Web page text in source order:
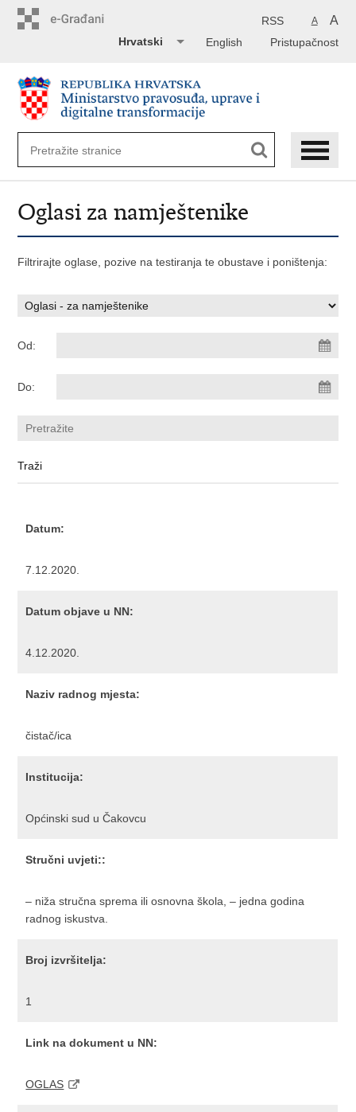
A A
RSS
Pristupačnost
English
Hrvatski
Oglasi za namještenike
Filtrirajte oglase, pozive na testiranja te obustave i poništenja:
Od:
Do:
Datum:
7.12.2020.
Datum objave u NN:
4.12.2020.
Naziv radnog mjesta:
čistač/ica
Institucija:
Općinski sud u Čakovcu
Stručni uvjeti::
– niža stručna sprema ili osnovna škola, – jedna godina
radnog iskustva.
Broj izvršitelja:
1
Link na dokument u NN:
OGLAS